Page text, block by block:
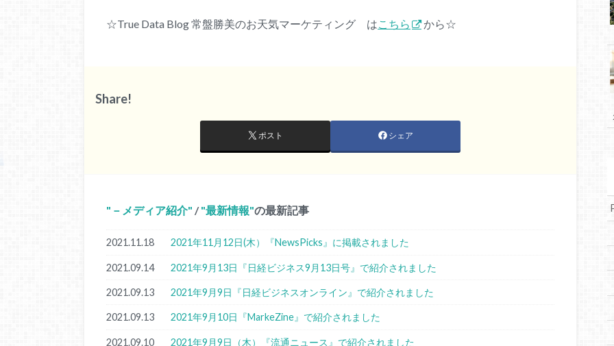
☆True Data Blog 常盤勝美のお天気マーケティング は こちら から☆
Share!
ポスト シェア
－メディア紹介 / 最新情報 の最新記事
2021.11.18 2021年11月12日(木）『NewsPicks』に掲載されました
2021.09.14 2021年9月13日『日経ビジネス9月13日号』で紹介されました
2021.09.13 2021年9月9日『日経ビジネスオンライン』で紹介されました
2021.09.13 2021年9月10日『MarkeZine』で紹介されました
2021.09.10 2021年9月9日（木）『流通ニュース』で紹介されました